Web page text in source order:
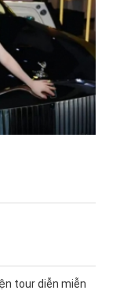
tour diễn miễn